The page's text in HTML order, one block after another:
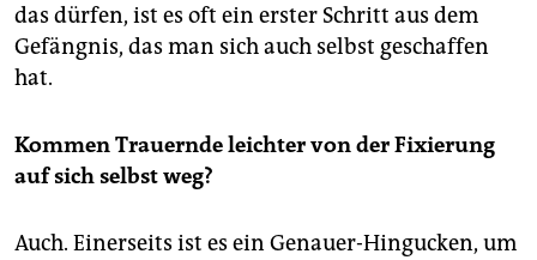
das dürfen, ist es oft ein erster Schritt aus dem
Gefängnis, das man sich auch selbst geschaffen
hat.
Kommen Trauernde leichter von der Fixierung
auf sich selbst weg?
Auch. Einerseits ist es ein Genauer-Hingucken, um